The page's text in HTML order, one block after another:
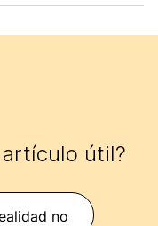
útil?
no